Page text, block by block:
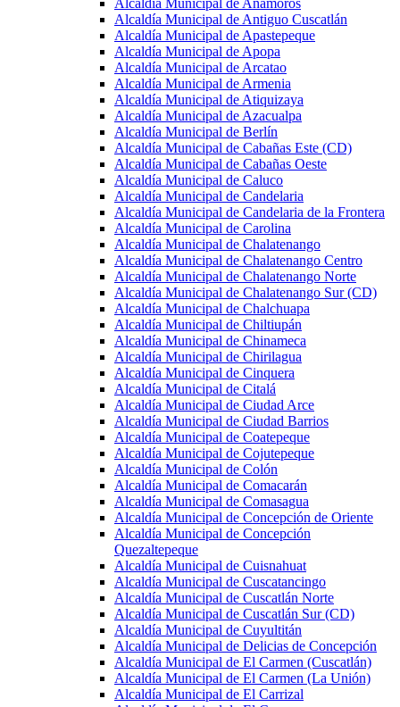
Alcaldía Municipal de Anamorós
Alcaldía Municipal de Antiguo Cuscatlán
Alcaldía Municipal de Apastepeque
Alcaldía Municipal de Apopa
Alcaldía Municipal de Arcatao
Alcaldía Municipal de Armenia
Alcaldía Municipal de Atiquizaya
Alcaldía Municipal de Azacualpa
Alcaldía Municipal de Berlín
Alcaldía Municipal de Cabañas Este (CD)
Alcaldía Municipal de Cabañas Oeste
Alcaldía Municipal de Caluco
Alcaldía Municipal de Candelaria
Alcaldía Municipal de Candelaria de la Frontera
Alcaldía Municipal de Carolina
Alcaldía Municipal de Chalatenango
Alcaldía Municipal de Chalatenango Centro
Alcaldía Municipal de Chalatenango Norte
Alcaldía Municipal de Chalatenango Sur (CD)
Alcaldía Municipal de Chalchuapa
Alcaldía Municipal de Chiltiupán
Alcaldía Municipal de Chinameca
Alcaldía Municipal de Chirilagua
Alcaldía Municipal de Cinquera
Alcaldía Municipal de Citalá
Alcaldía Municipal de Ciudad Arce
Alcaldía Municipal de Ciudad Barrios
Alcaldía Municipal de Coatepeque
Alcaldía Municipal de Cojutepeque
Alcaldía Municipal de Colón
Alcaldía Municipal de Comacarán
Alcaldía Municipal de Comasagua
Alcaldía Municipal de Concepción de Oriente
Alcaldía Municipal de Concepción
Quezaltepeque
Alcaldía Municipal de Cuisnahuat
Alcaldía Municipal de Cuscatancingo
Alcaldía Municipal de Cuscatlán Norte
Alcaldía Municipal de Cuscatlán Sur (CD)
Alcaldía Municipal de Cuyultitán
Alcaldía Municipal de Delicias de Concepción
Alcaldía Municipal de El Carmen (Cuscatlán)
Alcaldía Municipal de El Carmen (La Unión)
Alcaldía Municipal de El Carrizal